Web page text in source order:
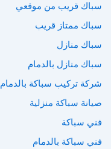
سباك قريب من موقعي
سباك ممتاز قريب
سباك منازل
سباك منازل بالدمام
شركة تركيب سباكة بالدمام
صيانة سباكة منزلية
فني سباكة
فني سباكة بالدمام